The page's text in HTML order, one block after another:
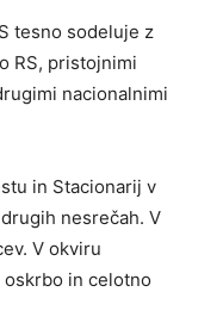
tesno sodeluje z
RS, pristojnimi
nacionalnimi
in Stacionarij v
nesrečah. V
V okviru
in celotno